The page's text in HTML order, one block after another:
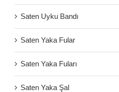
Saten Uyku Bandı
Saten Yaka Fular
Saten Yaka Fuları
Saten Yaka Şal